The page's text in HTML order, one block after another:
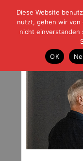
| | |
HOME|REGELN
Beiträge mit
Diese Website
nutzt, gehen wir von
nicht einverstanden
OK